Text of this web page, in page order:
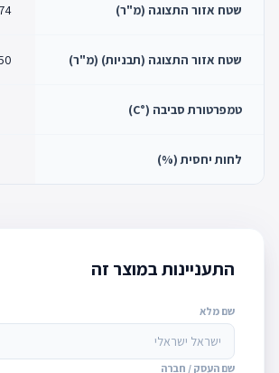
שטח אזור התצוגה (מ"ר)
שטח אזור התצוגה (תבניות) (מ"ר)
טמפרטורת סביבה (°C)
לחות יחסית (%)
התעניינות במוצר זה
שם מלא
שם העסק / חברה